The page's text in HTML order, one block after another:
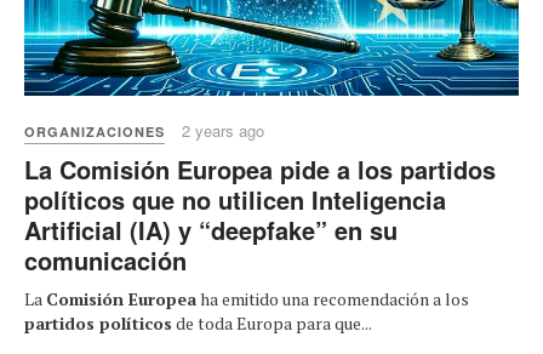
ORGANIZACIONES 2 years ago
La Comisión Europea pide a los partidos
políticos que no utilicen Inteligencia
Artificial (IA) y “deepfake” en su
comunicación
La Comisión Europeaha emitido una recomendación a los
partidos políticos de toda Europa para que...